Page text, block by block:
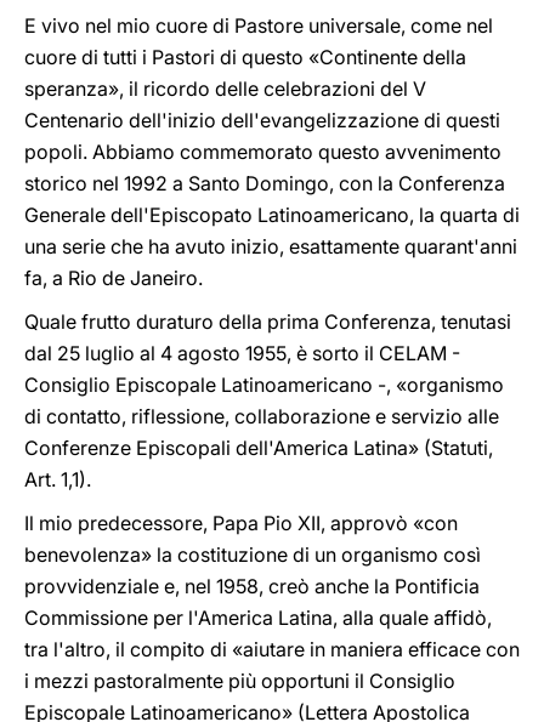
E vivo nel mio cuore di Pastore universale, come nel
cuore di tutti i Pastori di questo «Continente della
speranza», il ricordo delle celebrazioni del V
Centenario dell'inizio dell'evangelizzazione di questi
popoli. Abbiamo commemorato questo avvenimento
storico nel 1992 a Santo Domingo, con la Conferenza
Generale dell'Episcopato Latinoamericano, la quarta di
una serie che ha avuto inizio, esattamente quarant'anni
fa, a Rio de Janeiro.
Quale frutto duraturo della prima Conferenza, tenutasi
dal 25 luglio al 4 agosto 1955, è sorto il CELAM -
Consiglio Episcopale Latinoamericano -, «organismo
di contatto, riflessione, collaborazione e servizio alle
Conferenze Episcopali dell'America Latina» (Statuti,
Art. 1,1).
Il mio predecessore, Papa Pio XII, approvò «con
benevolenza» la costituzione di un organismo così
provvidenziale e, nel 1958, creò anche la Pontificia
Commissione per l'America Latina, alla quale affidò,
tra l'altro, il compito di «aiutare in maniera efficace con
i mezzi pastoralmente più opportuni il Consiglio
Episcopale Latinoamericano» (Lettera Apostolica